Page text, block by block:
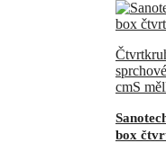
cmS
box